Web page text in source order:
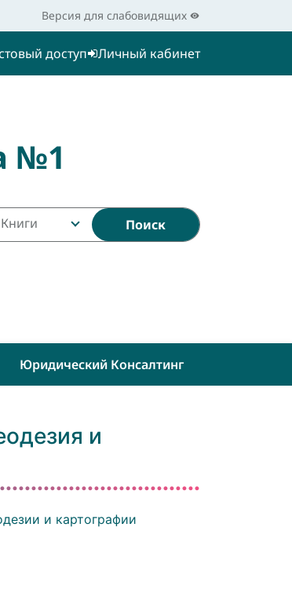
Версия для слабовидящих
доступ Личный кабинет
№1
Книги Поиск
Юридический Консалтинг
и
и картографии